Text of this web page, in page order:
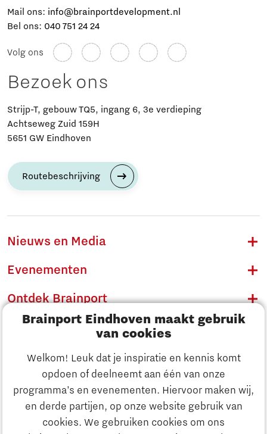
Brainport Eindhoven maakt gebruik
van cookies
Welkom! Leuk dat je inspiratie en kennis komt
opdoen of deelneemt aan één van onze
programma’s en evenementen. Hiervoor maken wij,
en derde partijen, op onze website gebruik van
cookies. We gebruiken cookies om ons
Ontdek Brainport
Mail ons: info@brainportdevelopment.nl
Bel ons: 040 751 24 24
Volg ons
Bezoek ons
Strijp-T, gebouw TQ5, ingang 6, 3e verdieping
Achtseweg Zuid 159H
5651 GW Eindhoven
Routebeschrijving
Nieuws en Media
Evenementen
Ontdek Brainport
Innovatie
Ondernemen
Onderwijs
Maatschappelijk